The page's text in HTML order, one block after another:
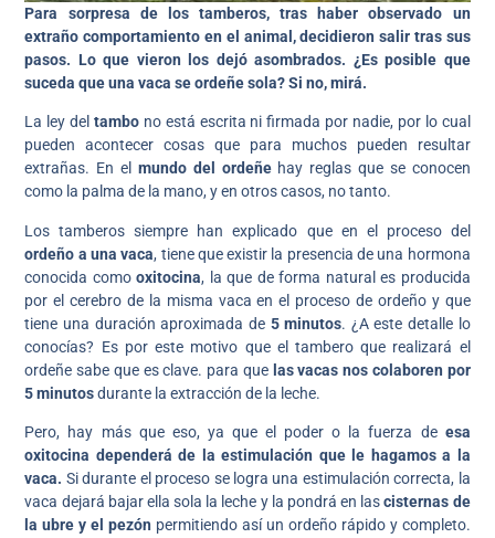
Para sorpresa de los tamberos, tras haber observado un
extraño comportamiento en el animal, decidieron salir tras sus
pasos. Lo que vieron los dejó asombrados. ¿Es posible que
suceda que una vaca se ordeñe sola? Si no, mirá.
La ley del tambo no está escrita ni firmada por nadie, por lo cual
pueden acontecer cosas que para muchos pueden resultar
extrañas. En el mundo del ordeñehay reglas que se conocen
como la palma de la mano, y en otros casos, no tanto.
Los tamberos siempre han explicado que en el proceso del
ordeño a una vaca, tiene que existir la presencia de una hormona
conocida comooxitocina, la que de forma natural es producida
por el cerebro de la misma vaca en el proceso de ordeño y que
tiene una duración aproximada de5 minutos. ¿A este detalle lo
conocías? Es por este motivo que el tambero que realizará el
ordeñe sabe que es clave. para quelas vacas nos colaboren por
5 minutosdurante la extracción de la leche.
Pero, hay más que eso, ya que el poder o la fuerza de esa
oxitocina dependerá de la estimulación que le hagamos a la
vaca. Si durante el proceso se logra una estimulación correcta, la
vaca dejará bajar ella sola la leche y la pondrá en lascisternas de
la ubre y el pezón permitiendo así un ordeño rápido y completo.